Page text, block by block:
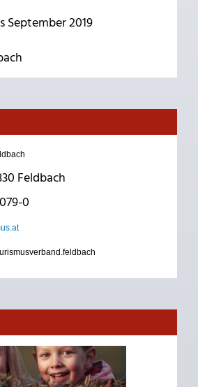
September 2019
Feldbach
0